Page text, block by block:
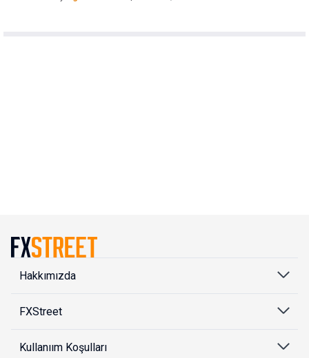
Hakkımızda
FXStreet
Kullanıım Koşulları